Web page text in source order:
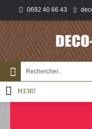
0692 40 66 43
MENU